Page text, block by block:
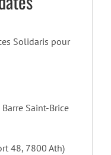
Solidaris pour
Saint-Brice
48, 7800 Ath)